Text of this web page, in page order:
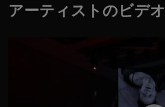
アーティストのビデオ